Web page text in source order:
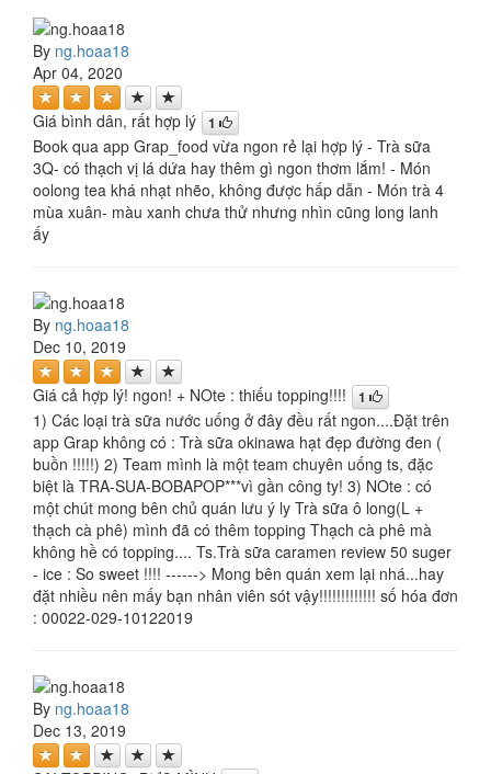
By ng.hoaa18
Apr 04, 2020
Giá bình dân, rất hợp lý 1
Book qua app Grap_food vừa ngon rẻ lại hợp lý - Trà sữa
3Q- có thạch vị lá dứa hay thêm gì ngon thơm lắm! - Món
oolong tea khá nhạt nhẽo, không được hấp dẫn - Món trà 4
mùa xuân- màu xanh chưa thử nhưng nhìn cũng long lanh
ấy
By ng.hoaa18
Dec 10, 2019
Giá cả hợp lý! ngon! + NOte : thiếu topping!!!! 1
1) Các loại trà sữa nước uống ở đây đều rất ngon....Đặt trên
app Grap không có : Trà sữa okinawa hạt đẹp đường đen (
buồn !!!!!) 2) Team mình là một team chuyên uống ts, đặc
biệt là TRA-SUA-BOBAPOP***vì gần công ty! 3) NOte : có
một chút mong bên chủ quán lưu ý ly Trà sữa ô long(L +
thạch cà phê) mình đã có thêm topping Thạch cà phê mà
không hề có topping.... Ts.Trà sữa caramen review 50 suger
- ice : So sweet !!!! ------> Mong bên quán xem lại nhá...hay
đặt nhiều nên mấy bạn nhân viên sót vậy!!!!!!!!!!!!! số hóa đơn
: 00022-029-10122019
By ng.hoaa18
Dec 13, 2019